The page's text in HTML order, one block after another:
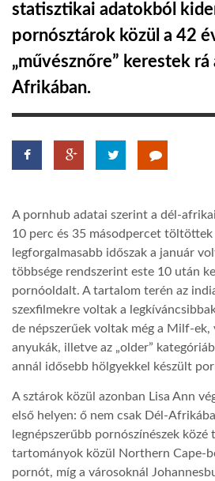
GLOBOZSARU
DOBRAVERO.HU
LATIMO.HU
GLOBOBOOK
statisztikai adatokból
pornósztárok közül a 42
„művésznőre” kerestek
Afrikában.
A pornhub adatai szerint a dél-
10 perc és 35 másodpercet töltöttek
legforgalmasabb időszak a január
többsége rendszerint este 10 után
pornóoldalt. A tartalom terén az
szexfilmekre voltak a
de népszerűek voltak még a Milf-ek,
anyukák, illetve az „older”
annál idősebb hölgyekkel készült
A sztárok közül azonban Lisa Ann
első helyen: ő nem csak Dél-
legnépszerűbb pornószínészek
tartományok közül Northern Cape-
pornót, míg a városoknál